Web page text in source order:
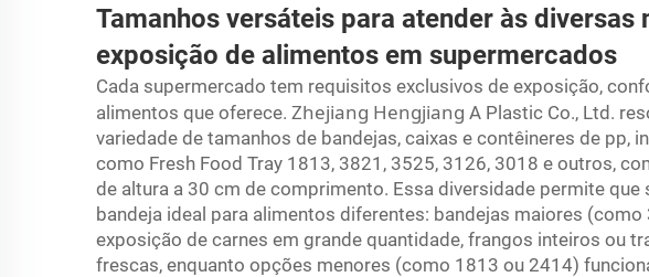
Tamanhos versáteis para atender às diversas
exposição de alimentos em supermercados
Cada supermercado tem requisitos exclusivos de exposição,
alimentos que oferece. Zhejiang Hengjiang A Plastic Co., Ltd.
variedade de tamanhos de bandejas, caixas e contêineres de pp,
como Fresh Food Tray 1813, 3821, 3525, 3126, 3018 e outros,
de altura a 30 cm de comprimento. Essa diversidade permite
bandeja ideal para alimentos diferentes: bandejas maiores
exposição de carnes em grande quantidade, frangos inteiros ou
frescas, enquanto opções menores (como 1813 ou 2414)